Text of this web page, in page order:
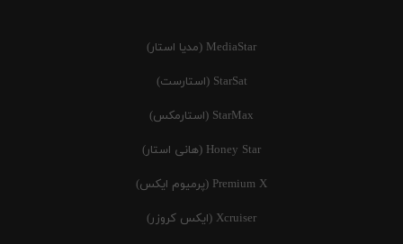
MediaStar (مدیا استار)
StarSat (استارست)
StarMax (استارمکس)
Honey Star (هانی استار)
Premium X (پرمیوم ایکس)
Xcruiser (ایکس کروزر)